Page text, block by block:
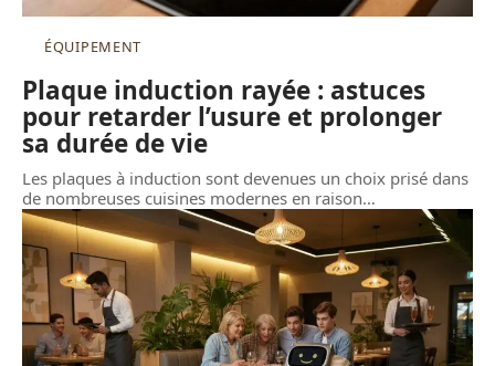
ÉQUIPEMENT
Plaque induction rayée : astuces
pour retarder l’usure et prolonger
sa durée de vie
Les plaques à induction sont devenues un choix prisé dans
de nombreuses cuisines modernes en raison…